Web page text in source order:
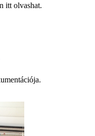
itt olvashat.